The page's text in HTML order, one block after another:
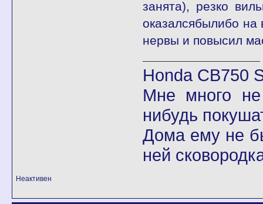
занята), резко
оказалсябылибо на
нервы и повысил
Honda CB750
Мне много
нибудь
Дома ему не
ней
Неактивен